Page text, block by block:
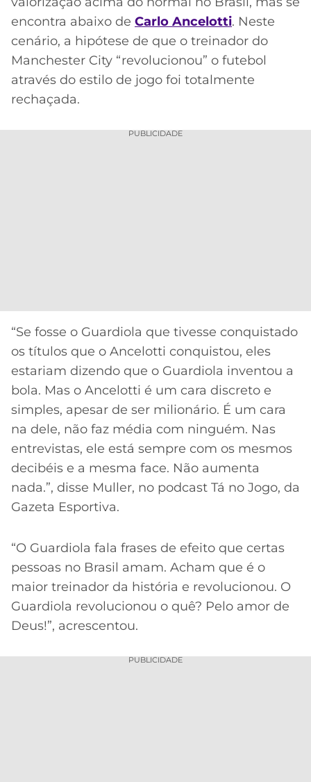
ONLINE
2026
GRÊMIO
ATLÉTICO
MG
LALIGA
encontra abaixo de Carlo Ancelotti. Neste
cenário, a hipótese de que o treinador do
Manchester City “revolucionou” o futebol
através do estilo de jogo foi totalmente
rechaçada.
PUBLICIDADE
“Se fosse o Guardiola que tivesse conquistado
os títulos que o Ancelotti conquistou, eles
estariam dizendo que o Guardiola inventou a
bola. Mas o Ancelotti é um cara discreto e
simples, apesar de ser milionário. É um cara
na dele, não faz média com ninguém. Nas
entrevistas, ele está sempre com os mesmos
decibéis e a mesma face. Não aumenta
nada.”, disse Muller, no podcast Tá no Jogo, da
Gazeta Esportiva.
“O Guardiola fala frases de efeito que certas
pessoas no Brasil amam. Acham que é o
maior treinador da história e revolucionou. O
Guardiola revolucionou o quê? Pelo amor de
Deus!”, acrescentou.
PUBLICIDADE